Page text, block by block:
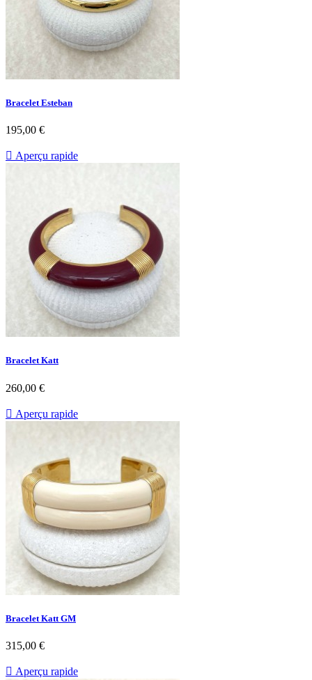
Bracelet Esteban
Prix
195,00 €
 Aperçu rapide
Bracelet Katt
Prix
260,00 €
 Aperçu rapide
Bracelet Katt GM
Prix
315,00 €
 Aperçu rapide